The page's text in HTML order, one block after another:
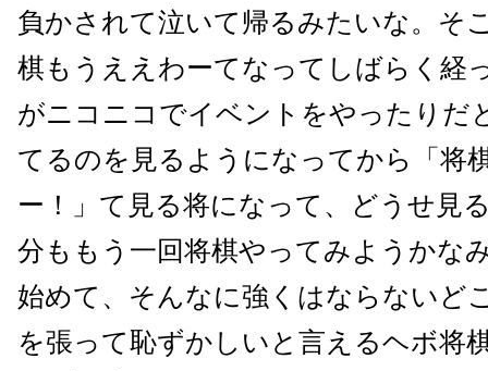
負かされて泣いて帰るみたいな。そ
棋もうええわーてなってしばらく経
がニコニコでイベントをやったりだ
てるのを見るようになってから「将
ー！」て見る将になって、どうせ見
分ももう一回将棋やってみようかな
始めて、そんなに強くはならないど
を張って恥ずかしいと言えるヘボ将